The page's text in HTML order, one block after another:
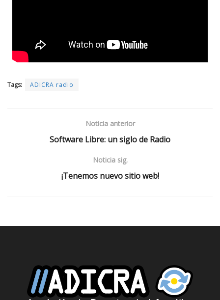
Tags: ADICRA radio
Noticia anterior
Software Libre: un siglo de Radio
Noticia sig.
¡Tenemos nuevo sitio web!